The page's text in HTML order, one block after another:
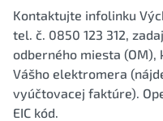
Kontaktujte infolinku
tel. č. 0850 123 312,
odberného miesta
Vášho elektromera
vyúčtovacej faktúre).
EIC kód.